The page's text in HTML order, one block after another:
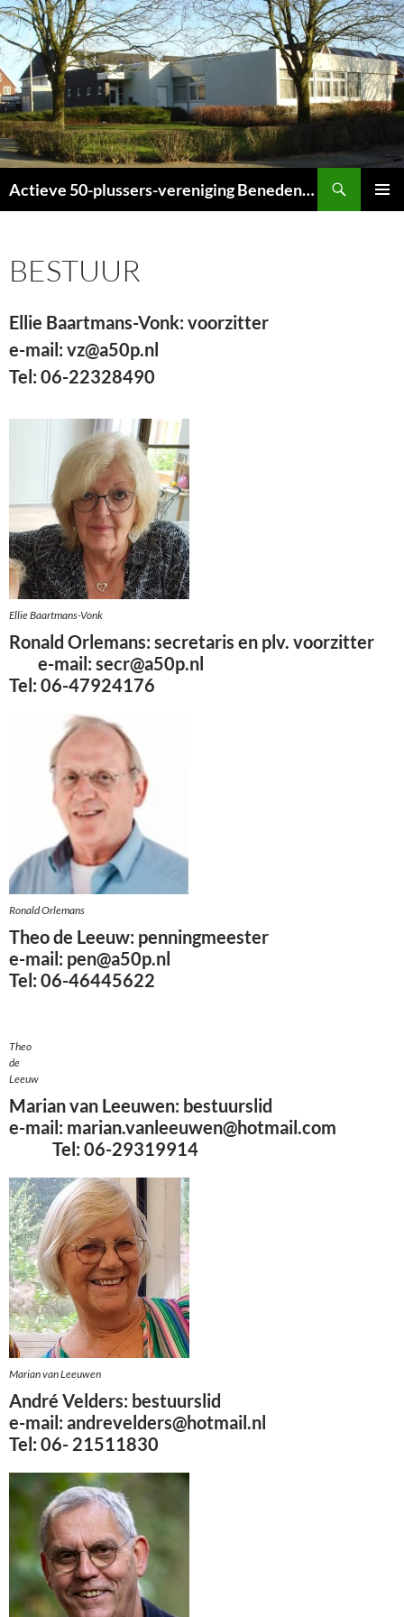
Ga
naar
de
inhoud
Actieve 50-plussers-vereniging Beneden-Leeuwen
BESTUUR
Ellie Baartmans-Vonk: voorzitter
e-mail: vz@a50p.nl
Tel: 06-22328490
Ellie Baartmans-Vonk
Ronald Orlemans: secretaris en plv. voorzitter
e-mail: secr@a50p.nl
Tel: 06-47924176
Ronald Orlemans
Theo de Leeuw: penningmeester
e-mail: pen@a50p.nl
Tel: 06-46445622
Theo
de
Leeuw
Marian van Leeuwen: bestuurslid
e-mail: marian.vanleeuwen@hotmail.com
Tel: 06-29319914
Marian van Leeuwen
André Velders: bestuurslid
e-mail: andrevelders@hotmail.nl
Tel: 06- 21511830